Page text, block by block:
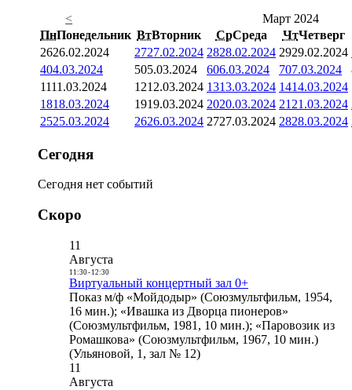
<
Март 2024
ПнПонедельник ВтВторник СрСреда ЧтЧетверг
2626.02.2024 2727.02.2024 2828.02.2024 2929.02.2024
404.03.2024 505.03.2024 606.03.2024 707.03.2024
1111.03.2024 1212.03.2024 1313.03.2024 1414.03.2024
1818.03.2024 1919.03.2024 2020.03.2024 21 21.03.2024
2525.03.2024 2626.03.2024 2727.03.2024 2828.03.2024
Сегодня
Сегодня нет событий
Скоро
11
Августа
11:30- 12:30
Виртуальный концертный зал 0+
Показ м/ф «Мойдодыр» (Союзмультфильм, 1954,
16 мин.); «Ивашка из Дворца пионеров»
(Союзмультфильм, 1981, 10 мин.); «Паровозик из
Ромашкова» (Союзмультфильм, 1967, 10 мин.)
(Ульяновой, 1, зал № 12)
11
Августа